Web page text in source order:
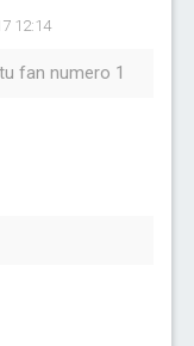
12:14
fan numero 1